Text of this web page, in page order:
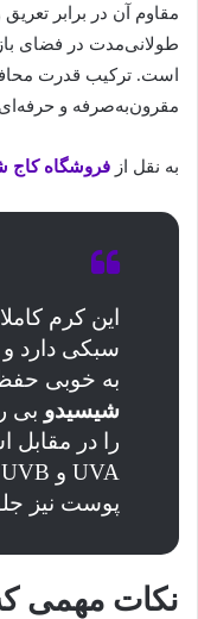
مقاوم آن در برابر
طولانی‌مدت در فضای باز
است. ترکیب قدرت
مقرون‌به‌صرفه و
به نقل از فروشگاه کاج
این کرم
سبکی دارد
به خوبی
شیسیدو
را در مقابل
پوست نیز
نکات مهمی